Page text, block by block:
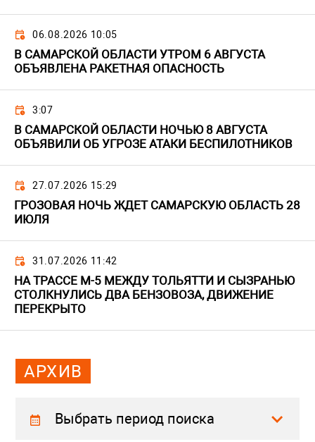
06.08.2026 10:05
В САМАРСКОЙ ОБЛАСТИ УТРОМ 6 АВГУСТА
ОБЪЯВЛЕНА РАКЕТНАЯ ОПАСНОСТЬ
3:07
В САМАРСКОЙ ОБЛАСТИ НОЧЬЮ 8 АВГУСТА
ОБЪЯВИЛИ ОБ УГРОЗЕ АТАКИ БЕСПИЛОТНИКОВ
27.07.2026 15:29
ГРОЗОВАЯ НОЧЬ ЖДЕТ САМАРСКУЮ ОБЛАСТЬ 28
ИЮЛЯ
31.07.2026 11:42
НА ТРАССЕ М-5 МЕЖДУ ТОЛЬЯТТИ И СЫЗРАНЬЮ
СТОЛКНУЛИСЬ ДВА БЕНЗОВОЗА, ДВИЖЕНИЕ
ПЕРЕКРЫТО
АРХИВ
Выбрать период поиска